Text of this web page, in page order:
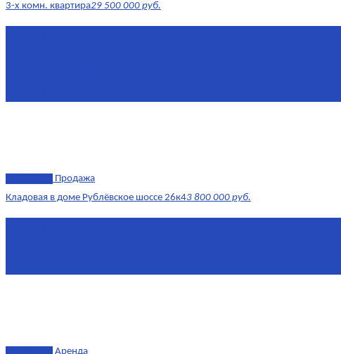
3-х комн. квартира29 500 000 руб.
Продажа
Кладовая в доме Рублёвское шоссе 26к43 800 000 руб.
Аренда